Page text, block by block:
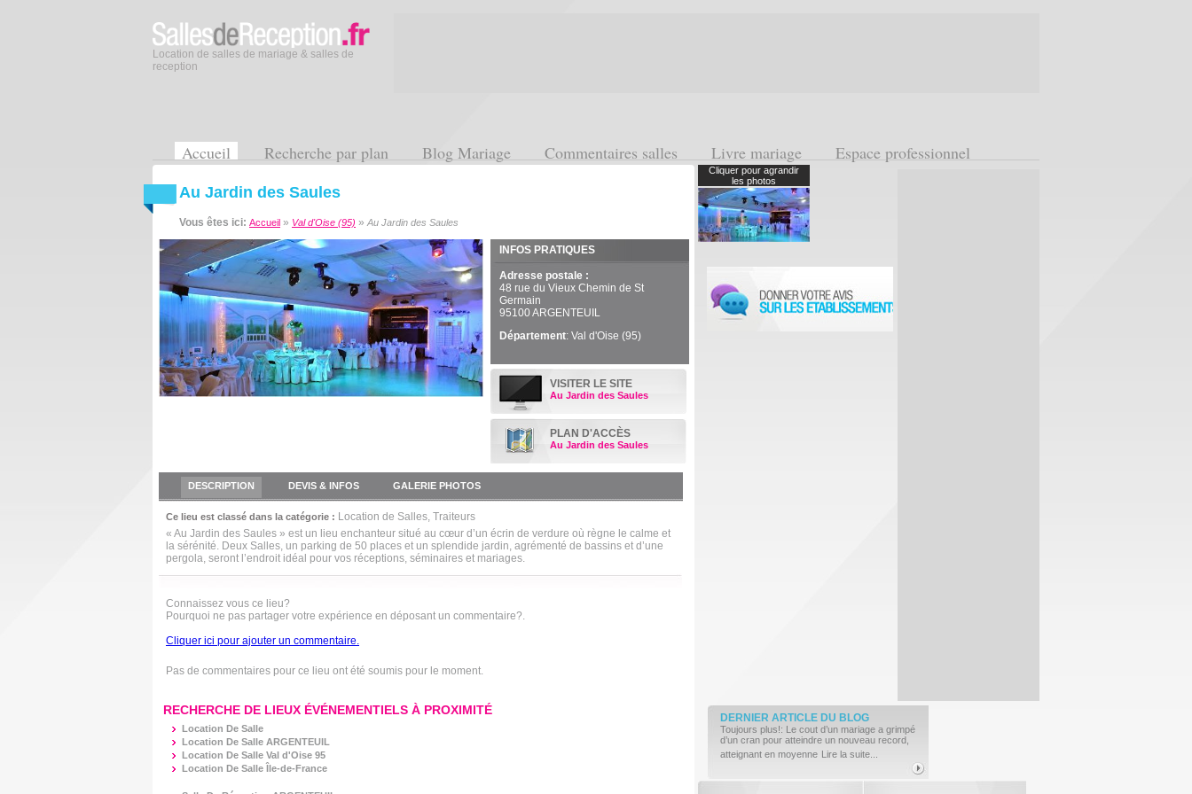
Location de salles de mariage & salles de
reception
Accueil Recherche par plan Blog Mariage Commentaires salles Livre mariage Espace professionnel
Au Jardin des Saules
Vous êtes ici: Accueil » Val d'Oise (95) »Au Jardin des Saules
INFOS PRATIQUES
Adresse postale :
48 rue du Vieux Chemin de St
Germain
95100 ARGENTEUIL
Département: Val d'Oise (95)
VISITER LE SITE
Au Jardin des Saules
PLAN D'ACCÈS
Au Jardin des Saules
DESCRIPTION DEVIS & INFOS GALERIE PHOTOS
Ce lieu est classé dans la catégorie : Location de Salles, Traiteurs
« Au Jardin des Saules » est un lieu enchanteur situé au cœur d’un écrin de verdure où règne le calme et
la sérénité. Deux Salles, un parking de 50 places et un splendide jardin, agrémenté de bassins et d’une
pergola, seront l’endroit idéal pour vos réceptions, séminaires et mariages.
Connaissez vous ce lieu?
Pourquoi ne pas partager votre expérience en déposant un commentaire?.
Cliquer ici pour ajouter un commentaire.
Pas de commentaires pour ce lieu ont été soumis pour le moment.
RECHERCHE DE LIEUX ÉVÉNEMENTIELS À PROXIMITÉ
Location De Salle
Location De Salle ARGENTEUIL
Location De Salle Val d'Oise 95
Location De Salle Île-de-France
Cliquer pour agrandir
les photos
DERNIER ARTICLE DU BLOG
Toujours plus!: Le cout d’un mariage a grimpé
d’un cran pour atteindre un nouveau record,
atteignant en moyenne Lire la suite...